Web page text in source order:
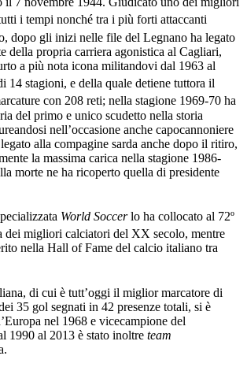
i tempi nonché tra i più forti attaccanti
dopo gli inizi nelle file del Legnano ha legato
della propria carriera agonistica al Cagliari,
a più nota icona militandovi dal 1963 al
14 stagioni, e della quale detiene tuttora il
con 208 reti; nella stagione 1969-70 ha
del primo e unico scudetto nella storia
nell’occasione anche capocannoniere
alla compagine sarda anche dopo il ritiro,
la massima carica nella stagione 1986-
morte ne ha ricoperto quella di presidente
World Soccerlo ha collocato al 72º
dei migliori calciatori del XX secolo, mentre
nella Hall of Fame del calcio italiano tra
di cui è tutt’oggi il miglior marcatore di
35 gol segnati in 42 presenze totali, si è
nel 1968 e vicecampione del
1990 al 2013 è stato inoltre team